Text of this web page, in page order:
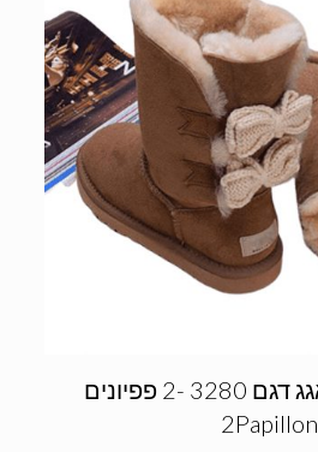
מגפי האגג דגם 3280 -2 פפיונים UGG
2Papillon